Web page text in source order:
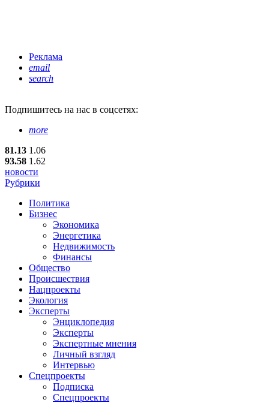
Реклама
email
search
Подпишитесь на нас в соцсетях:
more
81.13 1.06
93.58 1.62
новости
Рубрики
Политика
Бизнес
Экономика
Энергетика
Недвижимость
Финансы
Общество
Происшествия
Нацпроекты
Экология
Эксперты
Энциклопедия
Эксперты
Экспертные мнения
Личный взгляд
Интервью
Спецпроекты
Подписка
Спецпроекты